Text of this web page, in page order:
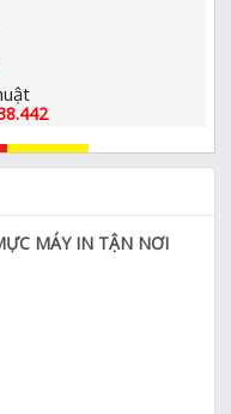
MÁY IN TẬN NƠI